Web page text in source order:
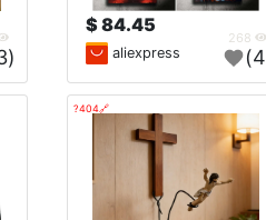
84.45 $
aliexpress
(3)
🔗404?